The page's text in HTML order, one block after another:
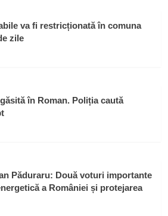
va fi restricționată în comuna
zile
în Roman. Poliția caută
Păduraru: Două voturi importante
a României și protejarea